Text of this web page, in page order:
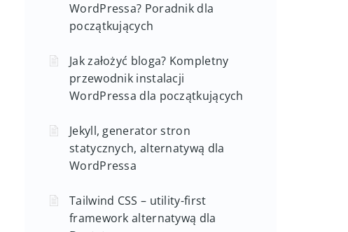
WordPressa? Poradnik dla
początkujących
Jak założyć bloga? Kompletny
przewodnik instalacji
WordPressa dla początkujących
Jekyll, generator stron
statycznych, alternatywą dla
WordPressa
Tailwind CSS – utility-first
framework alternatywą dla